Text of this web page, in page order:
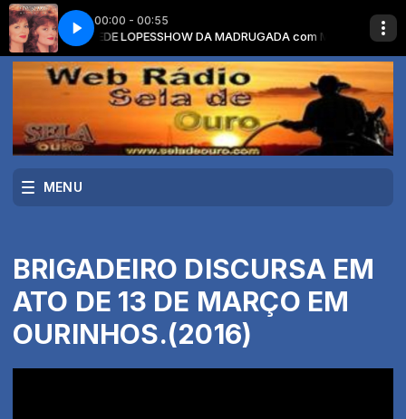
00:00 - 00:55
com MAMEDE LOPESSHOW DA MADRUGADA com MAMEDE LOPES
NOT ME THE JUDDS - WHY NOT ME
MENU
BRIGADEIRO DISCURSA EM
ATO DE 13 DE MARÇO EM
OURINHOS.(2016)